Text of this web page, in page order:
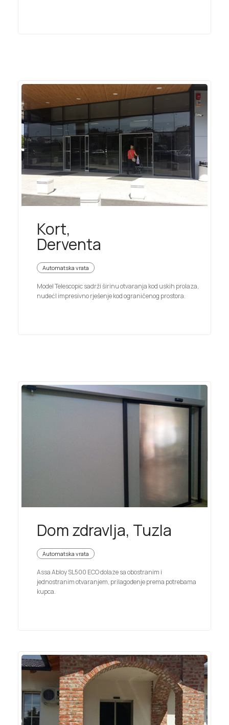
Kort,
Derventa
Automatska vrata
Model Telescopic sadrži širinu otvaranja kod uskih prolaza,
nudećI impresivno rješenje kod ograničenog prostora.
Dom zdravlja, Tuzla
Automatska vrata
Assa Abloy SL500 ECO dolaze sa obostranim i
jednostranim otvaranjem, prilagođenje prema potrebama
kupca.